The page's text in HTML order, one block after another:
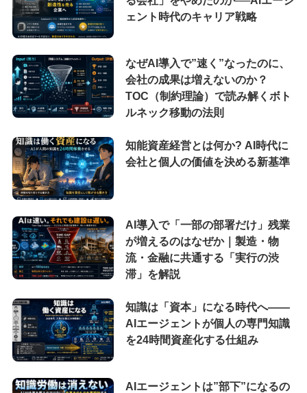
ェント時代のキャリア戦略
なぜAI導入で”速く”なったのに、
会社の成果は増えないのか？
TOC（制約理論）で読み解くボト
ルネック移動の法則
知能資産経営とは何か? AI時代に
会社と個人の価値を決める新基準
AI導入で「一部の部署だけ」残業
が増えるのはなぜか｜製造・物
流・金融に共通する「実行の渋
滞」を解説
知識は「資本」になる時代へ——
AIエージェントが個人の専門知識
を24時間資産化する仕組み
AIエージェントは”部下”になるの